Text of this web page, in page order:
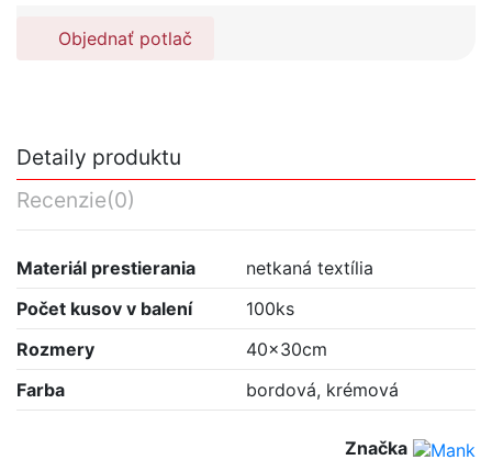
Objednať potlač
Detaily produktu
Recenzie(0)
Materiál prestierania
netkaná textília
Počet kusov v balení
100ks
Rozmery
40x30cm
Farba
bordová, krémová
Značka